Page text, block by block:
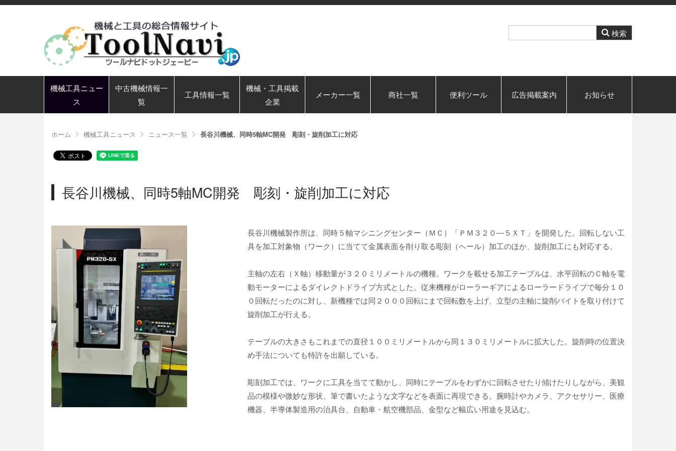
機械工具ニュー
ス
中古機械情報一
覧
工具情報一覧
機械・工具掲載
企業
メーカー一覧 商社一覧 便利ツール 広告掲載案内 お知らせ
ホーム 機械工具ニュース ニュース一覧 長谷川機械、同時5軸MC開発 彫刻・旋削加工に対応
長谷川機械、同時5軸MC開発 彫刻・旋削加工に対応
長谷川機械製作所は、同時５軸マシニングセンター（ＭＣ）「ＰＭ３２０―５ＸＴ」を開発した。回転しない工
具を加工対象物（ワーク）に当てて金属表面を削り取る彫刻（ヘール）加工のほか、旋削加工にも対応する。
主軸の左右（Ｘ軸）移動量が３２０ミリメートルの機種。ワークを載せる加工テーブルは、水平回転のＣ軸を電
動モーターによるダイレクトドライブ方式とした。従来機種がローラーギアによるローラードライブで毎分１０
０回転だったのに対し、新機種では同２０００回転にまで回転数を上げ、立型の主軸に旋削バイトを取り付けて
旋削加工が行える。
テーブルの大きさもこれまでの直径１００ミリメートルから同１３０ミリメートルに拡大した。旋削時の位置決
め手法についても特許を出願している。
彫刻加工では、ワークに工具を当てて動かし、同時にテーブルをわずかに回転させたり傾けたりしながら、美観
品の模様や微妙な形状、筆で書いたような文字などを表面に再現できる。腕時計やカメラ、アクセサリー、医療
機器、半導体製造用の治具台、自動車・航空機部品、金型など幅広い用途を見込む。